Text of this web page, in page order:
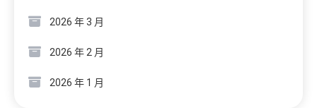
2026 年 3 月
2026 年 2 月
2026 年 1 月